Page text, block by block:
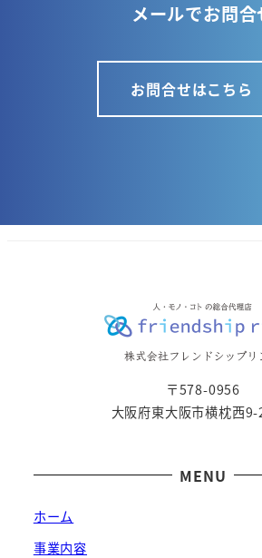
メールでお問合
お問合せはこちら
〒578-0956
大阪府東大阪市横枕西
MENU
ホーム
事業内容